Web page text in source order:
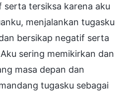
serta tersiksa karena aku
menjalankan tugasku
bersikap negatif serta
sering memikirkan dan
masa depan dan
tugasku sebagai